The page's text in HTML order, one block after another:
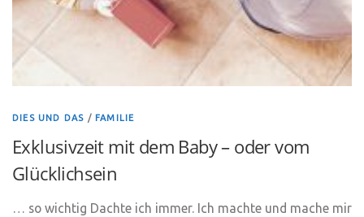
DIES UND DAS / FAMILIE
Exklusivzeit mit dem Baby – oder vom
Glücklichsein
… so wichtig Dachte ich immer. Ich machte und mache mir